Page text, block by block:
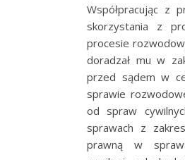
Współpracując z
skorzystania z
procesie
doradzał mu w
przed sądem w
sprawie
od spraw
sprawach z
prawną w